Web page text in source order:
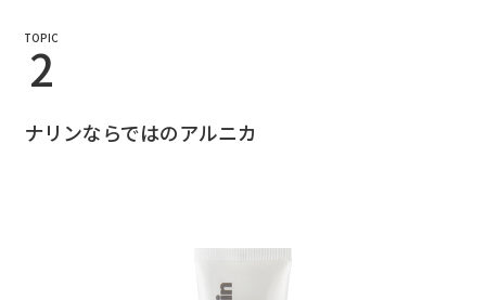
TOPIC
2
ナリンならではのアルニカ